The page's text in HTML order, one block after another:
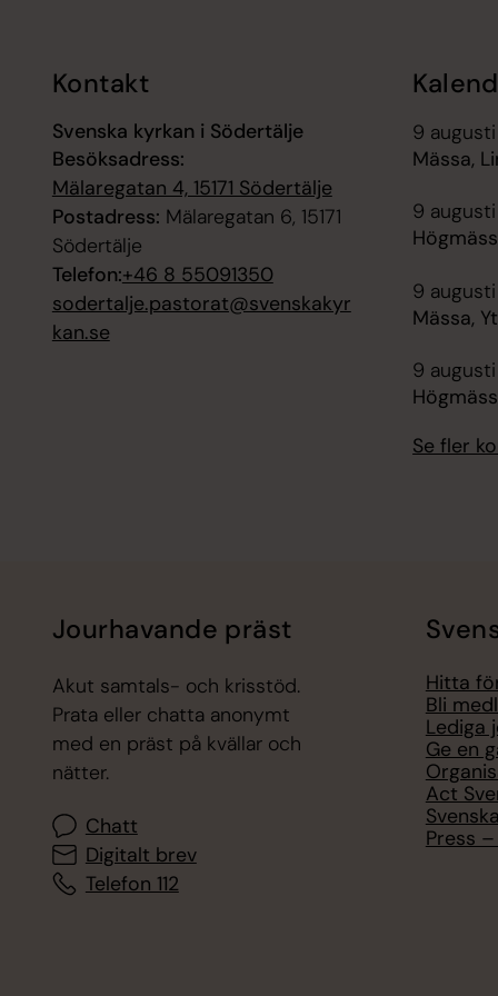
Kontakt
Svenska kyrkan i Södertälje
Besöksadress:
Mälaregatan 4, 15171 Södertälje
Postadress: Mälaregatan 6, 15171
Södertälje
Telefon:+46 8 55091350
sodertalje.pastorat@svenskakyr
kan.se
9 augusti
Mässa,
9 augusti
9 augusti
Mässa,
9 augusti
Se fler
Jourhavande präst
Akut samtals- och krisstöd.
Prata eller chatta anonymt
med en präst på kvällar och
nätter.
Chatt
Digitalt brev
Telefon 112
Hitta
Bli
Lediga
Ge en
Act
Press